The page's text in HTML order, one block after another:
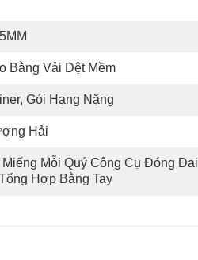
Bằng Vải Dệt Mềm
Gói Hạng Nặng
Hải
Miếng Mỗi Quý Công Cụ Đóng Đai
Hợp Bằng Tay